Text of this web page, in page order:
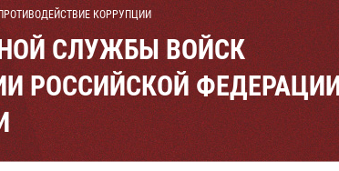
КОРРУПЦИИ
СЛУЖБЫ ВОЙСК
РОССИЙСКОЙ